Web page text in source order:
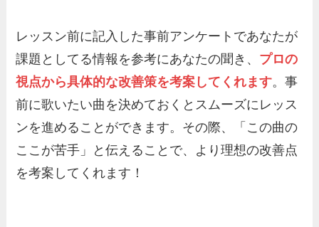
レッスン前に記入した事前アンケートであなたが
課題としてる情報を参考にあなたの聞き、 プロの
視点から具体的な改善策を考案してくれます。事
前に歌いたい曲を決めておくとスムーズにレッス
ンを進めることができます。その際、「この曲の
ここが苦手」と伝えることで、より理想の改善点
を考案してくれます！